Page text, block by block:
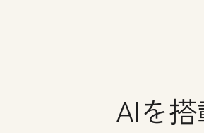
AIを